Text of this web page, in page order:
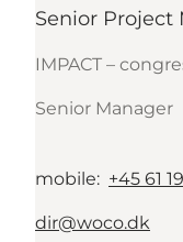
Senior Project
IMPACT –
Senior Manager
mobile: +45 61
dir@woco.dk